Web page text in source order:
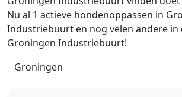
Nu al 1 actieve hondenoppassen in
Industriebuurt en nog velen andere in
Groningen Industriebuurt!